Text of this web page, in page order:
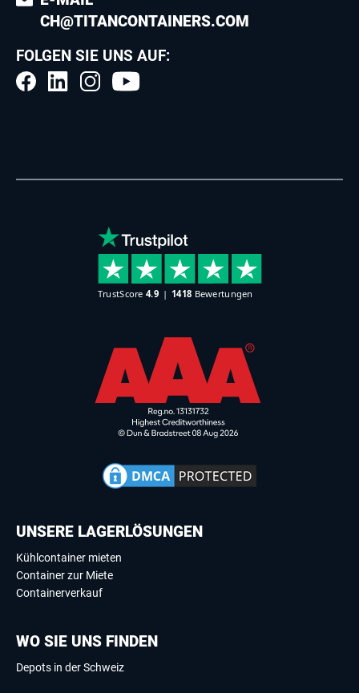
CH@TITANCONTAINERS.COM
FOLGEN SIE UNS AUF:
UNSERE LAGERLÖSUNGEN
Kühlcontainer mieten
Container zur Miete
Containerverkauf
WO SIE UNS FINDEN
Depots in der Schweiz